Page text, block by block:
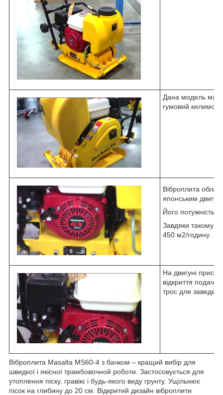
Дана модель має
гумовий килимок.
Віброплита
японським
Його потужність
Завдяки такому
450 м2/годину.
На двигуні
відкриття подачі
трос для
Віброплита Masalta MS60-4 з бачком – кращий вибір для
швидкої і якісної трамбовочной роботи. Застосовується для
утоплення піску, гравію і будь-якого виду грунту. Ущільнює
пісок на глибину до 20 см. Відкритий дизайн віброплити